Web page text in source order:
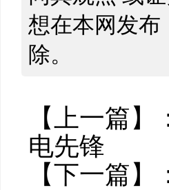
想在本网发布
除。
【上一篇】
电先锋
【下一篇】